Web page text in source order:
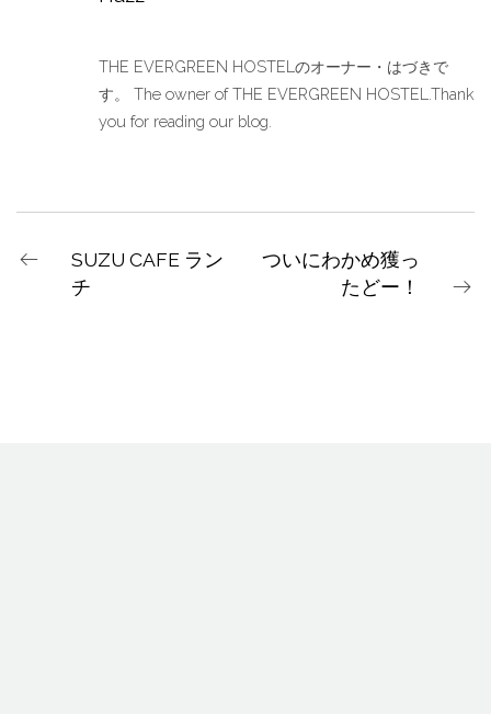
THE EVERGREEN HOSTELのオーナー・はづきで
す。 The owner of THE EVERGREEN HOSTEL.Thank
you for reading our blog.
SUZU CAFE ラン
チ
ついにわかめ獲っ
たどー！